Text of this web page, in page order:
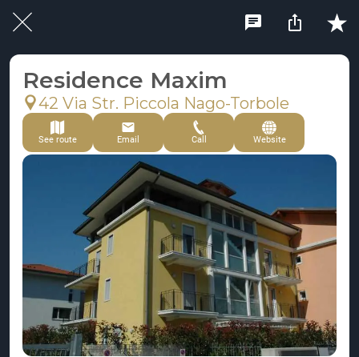
Residence Maxim
42 Via Str. Piccola Nago-Torbole
See route Email Call Website